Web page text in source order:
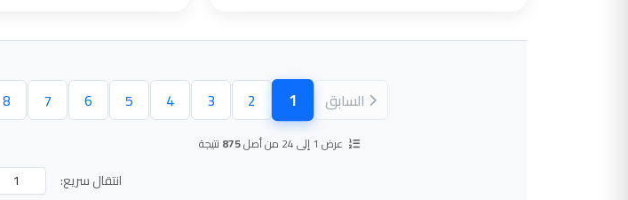
السابق 1(الصفحة الحالية)
2
3
4
5
6
7
8
عرض 1 إلى 24 من أصل 875 نتيجة
انتقال سريع: